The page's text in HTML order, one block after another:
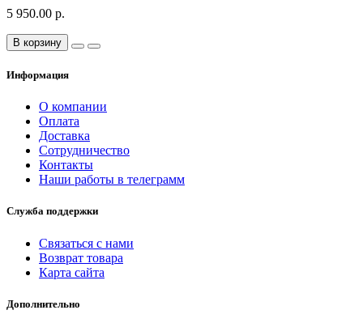
5 950.00 р.
В корзину
Информация
О компании
Оплата
Доставка
Сотрудничество
Контакты
Наши работы в телеграмм
Служба поддержки
Связаться с нами
Возврат товара
Карта сайта
Дополнительно